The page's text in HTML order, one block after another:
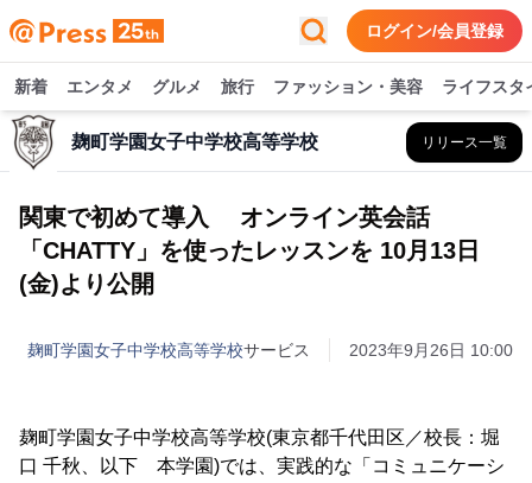
ログイン/会員登録
新着 エンタメ グルメ 旅行 ファッション・美容 ライフスタ
麹町学園女子中学校高等学校 リリース一覧
関東で初めて導入 オンライン英会話
「CHATTY」を使ったレッスンを 10月13日
(金)より公開
麹町学園女子中学校高等学校サービス 2023年9月26日 10:00
麹町学園女子中学校高等学校(東京都千代田区／校長：堀
口 千秋、以下 本学園)では、実践的な「コミュニケーシ